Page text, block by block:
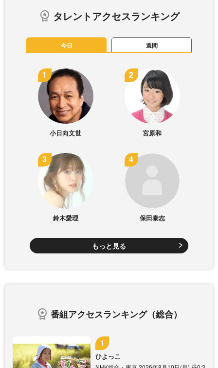
タレントアクセスランキング
今日 週間
小日向文世 宮原和
鈴木愛理 保田泰志
もっと見る
番組アクセスランキング（総合）
ひよっこ